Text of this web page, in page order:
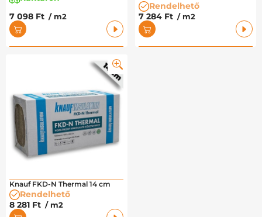
7 098 Ft / m2
Rendelhető
7 284 Ft / m2
Knauf FKD-N Thermal 14 cm
Rendelhető
8 281 Ft / m2